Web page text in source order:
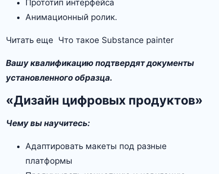
Прототип интерфейса
Анимационный ролик.
Читать еще Что такое Substance painter
Вашу квалификацию подтвердят документы
установленного образца.
«Дизайн цифровых продуктов»
Чему вы научитесь:
Адаптировать макеты под разные
платформы